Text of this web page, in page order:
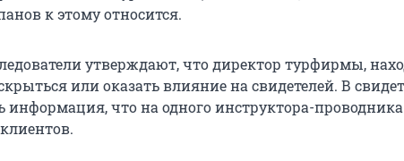
к этому относится.
утверждают, что директор турфирмы,
или оказать влияние на свидетелей. В
информация, что на одного инструктора-